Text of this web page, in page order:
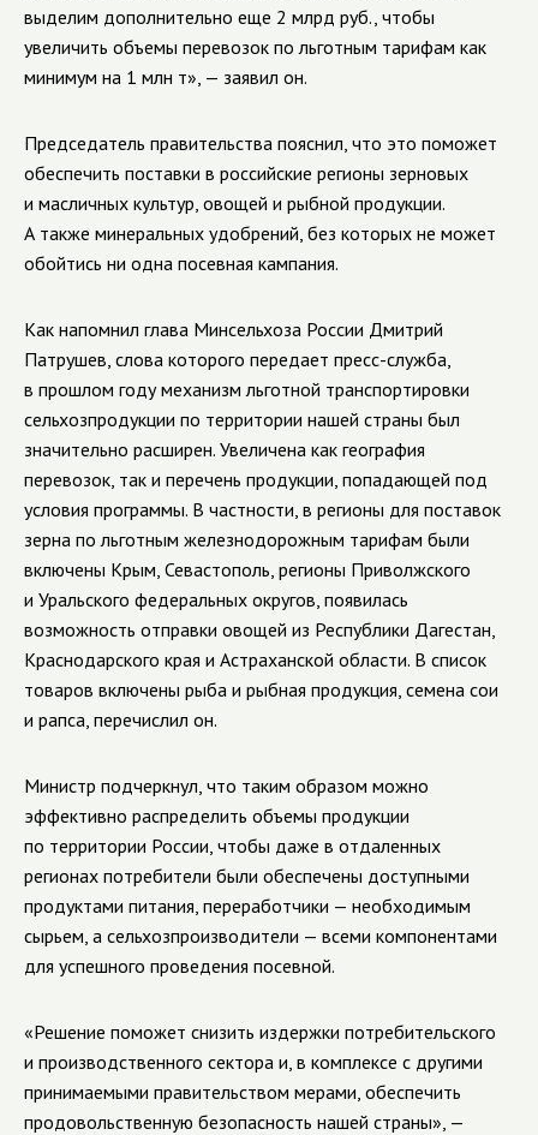
выделим дополнительно еще 2 млрд руб., чтобы
увеличить объемы перевозок по льготным тарифам как
минимум на 1 млн т», — заявил он.
Председатель правительства пояснил, что это поможет
обеспечить поставки в российские регионы зерновых
и масличных культур, овощей и рыбной продукции.
А также минеральных удобрений, без которых не может
обойтись ни одна посевная кампания.
Как напомнил глава Минсельхоза России Дмитрий
Патрушев, слова которого передает пресс-служба,
в прошлом году механизм льготной транспортировки
сельхозпродукции по территории нашей страны был
значительно расширен. Увеличена как география
перевозок, так и перечень продукции, попадающей под
условия программы. В частности, в регионы для поставок
зерна по льготным железнодорожным тарифам были
включены Крым, Севастополь, регионы Приволжского
и Уральского федеральных округов, появилась
возможность отправки овощей из Республики Дагестан,
Краснодарского края и Астраханской области. В список
товаров включены рыба и рыбная продукция, семена сои
и рапса, перечислил он.
Министр подчеркнул, что таким образом можно
эффективно распределить объемы продукции
по территории России, чтобы даже в отдаленных
регионах потребители были обеспечены доступными
продуктами питания, переработчики — необходимым
сырьем, а сельхозпроизводители — всеми компонентами
для успешного проведения посевной.
«Решение поможет снизить издержки потребительского
и производственного сектора и, в комплексе с другими
принимаемыми правительством мерами, обеспечить
продовольственную безопасность нашей страны», —